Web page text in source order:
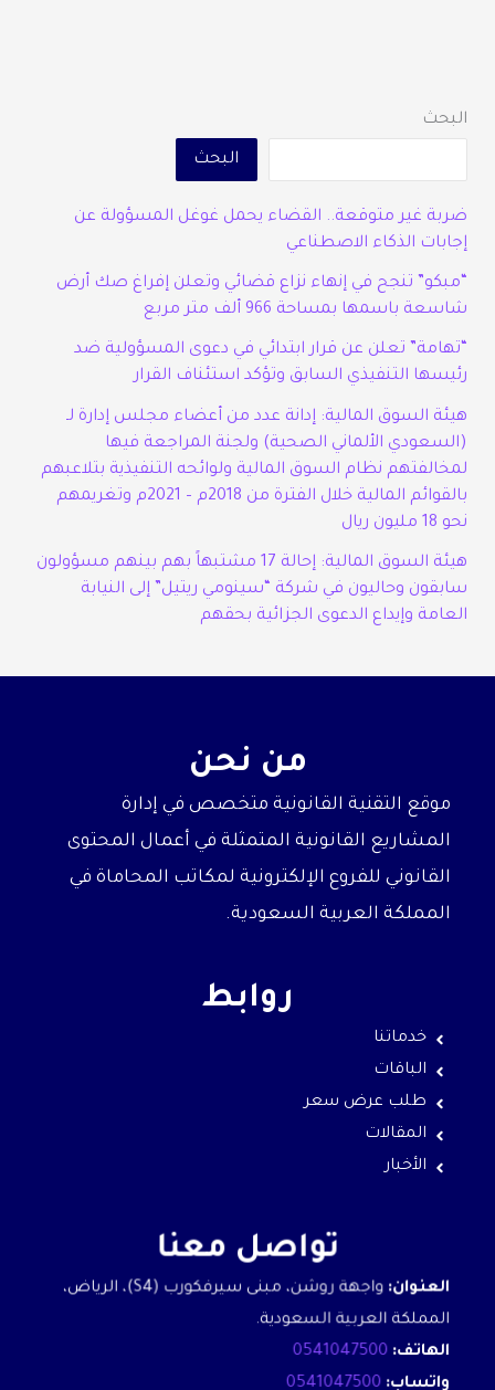
البحث
البحث
ضربة غير متوقعة.. القضاء يحمل غوغل المسؤولة عن
إجابات الذكاء الاصطناعي
“مبكو” تنجح في إنهاء نزاع قضائي وتعلن إفراغ صك أرض
شاسعة باسمها بمساحة 966 ألف متر مربع
“تهامة” تعلن عن قرار ابتدائي في دعوى المسؤولية ضد
رئيسها التنفيذي السابق وتؤكد استئناف القرار
هيئة السوق المالية: إدانة عدد من أعضاء مجلس إدارة لـ
(السعودي الألماني الصحية) ولجنة المراجعة فيها
لمخالفتهم نظام السوق المالية ولوائحه التنفيذية بتلاعبهم
بالقوائم المالية خلال الفترة من 2018م – 2021م وتغريمهم
نحو 18 مليون ريال
هيئة السوق المالية: إحالة 17 مشتبهاً بهم بينهم مسؤولون
سابقون وحاليون في شركة “سينومي ريتيل” إلى النيابة
العامة وإيداع الدعوى الجزائية بحقهم
من نحن
موقع التقنية القانونية متخصص في إدارة
المشاريع القانونية المتمثلة في أعمال المحتوى
القانوني للفروع الإلكترونية لمكاتب المحاماة في
المملكة العربية السعودية.
روابط
خدماتنا
الباقات
طلب عرض سعر
المقالات
الأخبار
تواصل معنا
العنوان:
واجهة روشن، مبنى سيرفكورب (S4)، الرياض،
المملكة العربية السعودية.
الهاتف: 0541047500
واتساب: 0541047500